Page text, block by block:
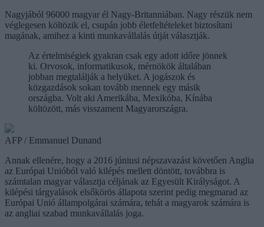
Nagyjából 96000 magyar él Nagy-Britanniában. Nagy részük nem
véglegesen költözik el, csupán jobb életfeltételeket biztosítani
magának, amihez a kinti munkavállalás útját választják.
Az értelmiségiek gyakran csak egy adott időre jönnek
ki. Orvosok, informatikusok, mérnökök általában
jobban megtalálják a helyüket. A jogászok és
közgazdások sokan tovább mennek egy másik
országba. Volt aki Amerikába, Mexikóba, Kínába
költözött, más visszament Magyarországra.
AFP / Emmanuel Dunand
Annak ellenére, hogy a 2016 júniusi népszavazást követően Anglia
az Európai Unióból való kilépés mellett döntött, továbbra is
számtalan magyar választja céljának az Egyesült Királyságot. A
kilépési tárgyalások elsőkörös állapota szerint pedig megmarad az
Európai Unió állampolgárai számára, tehát a magyarok számára is
az angliai szabad munkavállalás joga.